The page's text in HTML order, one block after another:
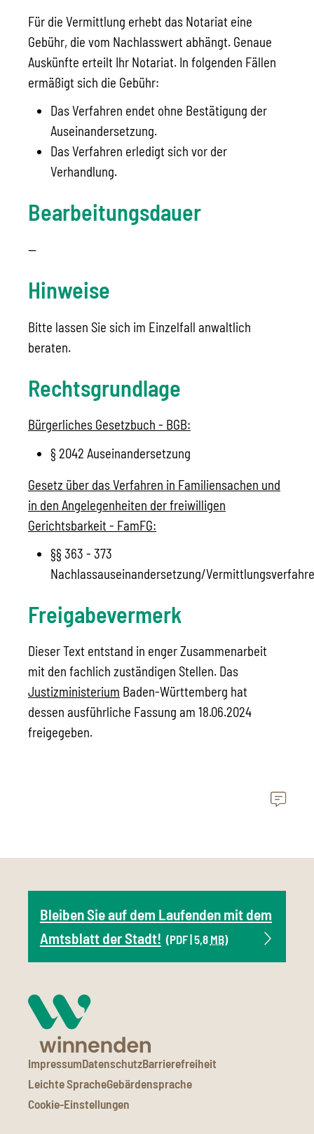
Für die Vermittlung erhebt das Notariat eine
Gebühr, die vom Nachlasswert abhängt. Genaue
Auskünfte erteilt Ihr Notariat. In folgenden Fällen
ermäßigt sich die Gebühr:
Das Verfahren endet ohne Bestätigung der
Auseinandersetzung.
Das Verfahren erledigt sich vor der
Verhandlung.
Bearbeitungsdauer
—
Hinweise
Bitte lassen Sie sich im Einzelfall anwaltlich
beraten.
Rechtsgrundlage
Bürgerliches Gesetzbuch - BGB:
§ 2042 Auseinandersetzung
Gesetz über das Verfahren in Familiensachen und
in den Angelegenheiten der freiwilligen
Gerichtsbarkeit - FamFG:
§§ 363 - 373
Nachlassauseinandersetzung/
Freigabevermerk
Dieser Text entstand in enger Zusammenarbeit
mit den fachlich zuständigen Stellen. Das
Justizministerium Baden-Württemberg hat
dessen ausführliche Fassung am 18.06.2024
freigegeben.
Bleiben Sie auf dem Laufenden mit dem
Amtsblatt der Stadt! (PDF | 5,8 MB)
ImpressumDatenschutzBarrierefreiheit
Leichte SpracheGebärdensprache
Cookie-Einstellungen